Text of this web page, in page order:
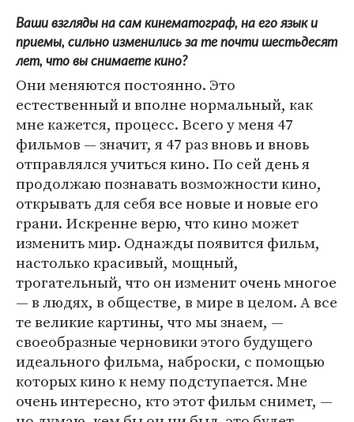
Ваши взгляды на сам кинематограф, на его язык и
приемы, сильно изменились за те почти шестьдесят
лет, что вы снимаете кино?
Они меняются постоянно. Это
естественный и вполне нормальный, как
мне кажется, процесс. Всего у меня 47
фильмов — значит, я 47 раз вновь и вновь
отправлялся учиться кино. По сей день я
продолжаю познавать возможности кино,
открывать для себя все новые и новые его
грани. Искренне верю, что кино может
изменить мир. Однажды появится фильм,
настолько красивый, мощный,
трогательный, что он изменит очень многое
— в людях, в обществе, в мире в целом. А все
те великие картины, что мы знаем, —
своеобразные черновики этого будущего
идеального фильма, наброски, с помощью
которых кино к нему подступается. Мне
очень интересно, кто этот фильм снимет, —